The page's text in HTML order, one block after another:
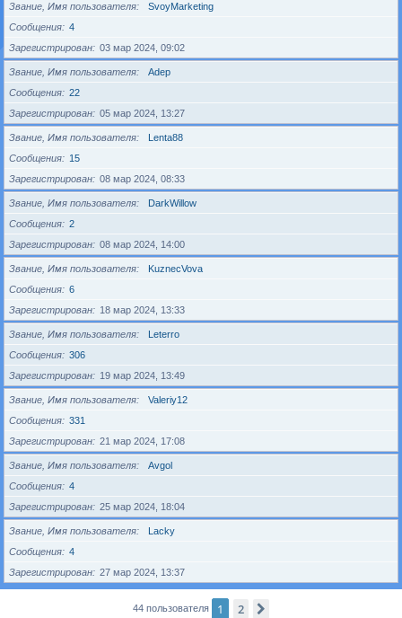
Звание, Имя пользователя
SvoyMarketing
Сообщения
4
Зарегистрирован
03 мар 2024, 09:02
Звание, Имя пользователя
Adep
Сообщения
22
Зарегистрирован
05 мар 2024, 13:27
Звание, Имя пользователя
Lenta88
Сообщения
15
Зарегистрирован
08 мар 2024, 08:33
Звание, Имя пользователя
DarkWillow
Сообщения
2
Зарегистрирован
08 мар 2024, 14:00
Звание, Имя пользователя
KuznecVova
Сообщения
6
Зарегистрирован
18 мар 2024, 13:33
Звание, Имя пользователя
Leterro
Сообщения
306
Зарегистрирован
19 мар 2024, 13:49
Звание, Имя пользователя
Valeriy12
Сообщения
331
Зарегистрирован
21 мар 2024, 17:08
Звание, Имя пользователя
Avgol
Сообщения
4
Зарегистрирован
25 мар 2024, 18:04
Звание, Имя пользователя
Lacky
Сообщения
4
Зарегистрирован
27 мар 2024, 13:37
44 пользователя 1 2